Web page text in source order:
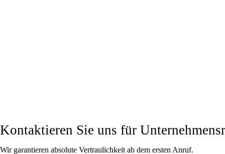
Kontaktieren Sie uns für
Wir garantieren absolute Vertraulichkeit ab dem ersten Anruf.